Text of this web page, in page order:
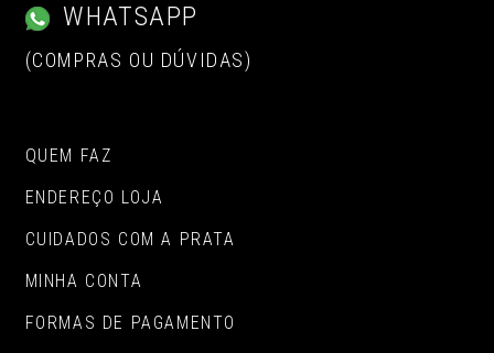
WHATSAPP
(COMPRAS OU DÚVIDAS)
QUEM FAZ
ENDEREÇO LOJA
CUIDADOS COM A PRATA
MINHA CONTA
FORMAS DE PAGAMENTO